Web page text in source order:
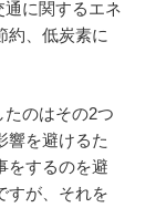
に関するエネ
約、低炭素に
のはその2つ
響を避けるた
をするのを避
すが、それを